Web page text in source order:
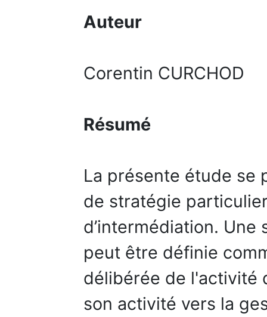
Auteur
Corentin CURCHOD
Résumé
La présente étude se
de stratégie
d’intermédiation. Une
peut être définie
délibérée de l'activité
son activité vers la